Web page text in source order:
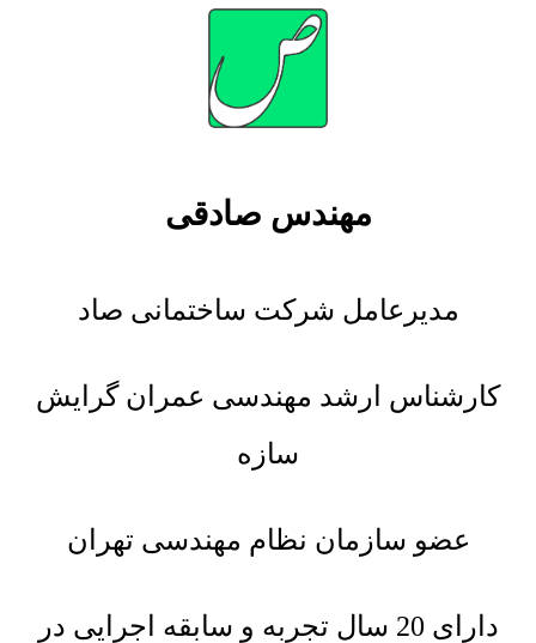
مهندس صادقی
مدیرعامل شرکت ساختمانی صاد
کارشناس ارشد مهندسی عمران گرایش
سازه
عضو سازمان نظام مهندسی تهران
دارای 20 سال تجربه و سابقه اجرایی در